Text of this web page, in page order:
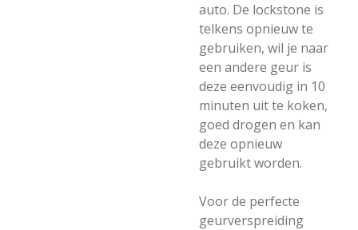
auto. De lockstone is
telkens opnieuw te
gebruiken, wil je naar
een andere geur is
deze eenvoudig in 10
minuten uit te koken,
goed drogen en kan
deze opnieuw
gebruikt worden.
Voor de perfecte
geurverspreiding